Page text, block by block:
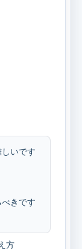
いです
きです
方